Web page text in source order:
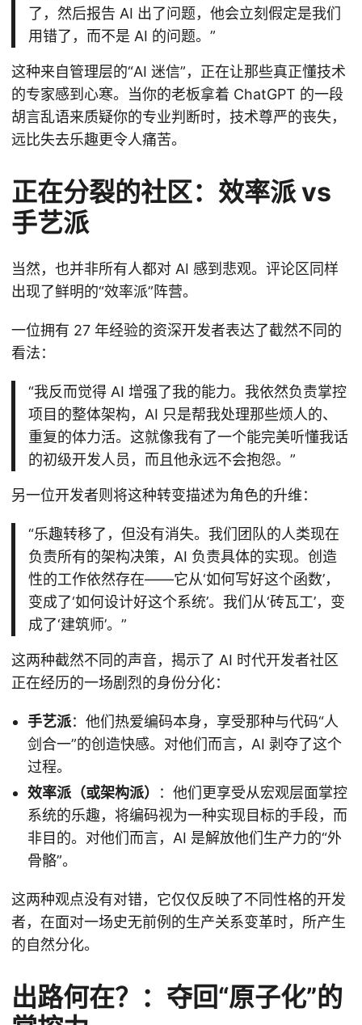
了，然后报告 AI 出了问题，他会立刻假定是我们
用错了，而不是 AI 的问题。”
这种来自管理层的“AI 迷信”，正在让那些真正懂技术
的专家感到心寒。当你的老板拿着 ChatGPT 的一段
胡言乱语来质疑你的专业判断时，技术尊严的丧失，
远比失去乐趣更令人痛苦。
正在分裂的社区：效率派 vs
手艺派
当然，也并非所有人都对 AI 感到悲观。评论区同样
出现了鲜明的“效率派”阵营。
一位拥有 27 年经验的资深开发者表达了截然不同的
看法：
“我反而觉得 AI 增强了我的能力。我依然负责掌控
项目的整体架构，AI 只是帮我处理那些烦人的、
重复的体力活。这就像我有了一个能完美听懂我话
的初级开发人员，而且他永远不会抱怨。”
另一位开发者则将这种转变描述为角色的升维：
“乐趣转移了，但没有消失。我们团队的人类现在
负责所有的架构决策，AI 负责具体的实现。创造
性的工作依然存在——它从‘如何写好这个函数’，
变成了‘如何设计好这个系统’。我们从‘砖瓦工’，变
成了‘建筑师’。”
这两种截然不同的声音，揭示了 AI 时代开发者社区
正在经历的一场剧烈的身份分化：
手艺派：他们热爱编码本身，享受那种与代码“人
剑合一”的创造快感。对他们而言，AI 剥夺了这个
过程。
效率派（或架构派）
：他们更享受从宏观层面掌控
系统的乐趣，将编码视为一种实现目标的手段，而
非目的。对他们而言，AI 是解放他们生产力的“外
骨骼”。
这两种观点没有对错，它仅仅反映了不同性格的开发
者，在面对一场史无前例的生产关系变革时，所产生
的自然分化。
出路何在？：夺回“原子化”的